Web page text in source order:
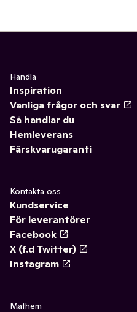
Handla
Inspiration
Vanliga frågor och svar
Så handlar du
Hemleverans
Färskvarugaranti
Kontakta oss
Kundservice
För leverantörer
Facebook
X (f.d Twitter)
Instagram
Mathem